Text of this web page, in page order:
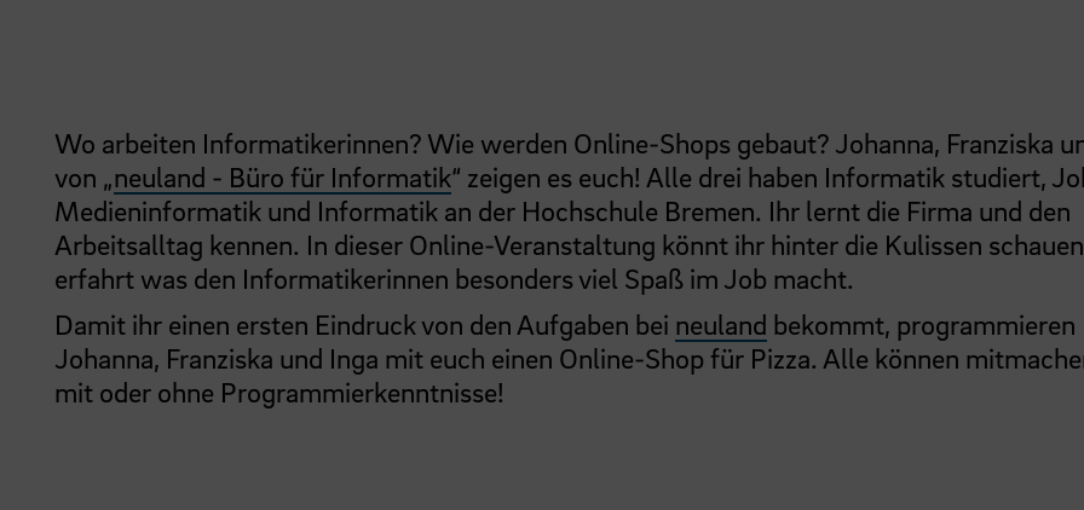
Wo arbeiten Informatikerinnen? Wie werden Online-Shops gebaut? Johanna, Franziska
von „neuland - Büro für Informatik“ zeigen es euch! Alle drei haben Informatik studiert,
Medieninformatik und Informatik an der Hochschule Bremen. Ihr lernt die Firma und den
Arbeitsalltag kennen. In dieser Online-Veranstaltung könnt ihr hinter die Kulissen
erfahrt was den Informatikerinnen besonders viel Spaß im Job macht.
Damit ihr einen ersten Eindruck von den Aufgaben bei neuland bekommt, programmieren
Johanna, Franziska und Inga mit euch einen Online-Shop für Pizza. Alle können
mit oder ohne Programmierkenntnisse!